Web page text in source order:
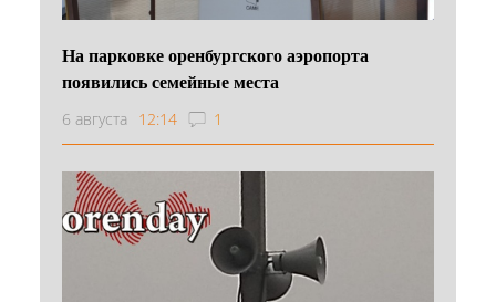
На парковке оренбургского аэропорта
появились семейные места
6 августа 12:14 1